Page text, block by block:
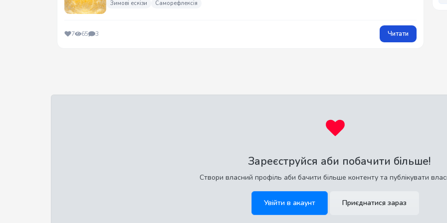
Зимові ескізи Саморефлексія
7 65 3 Читати
Зареєструйся аби побачити більше!
Створи власний профіль аби бачити більше контенту та публікувати
Увійти в акаунт Приєднатися зараз